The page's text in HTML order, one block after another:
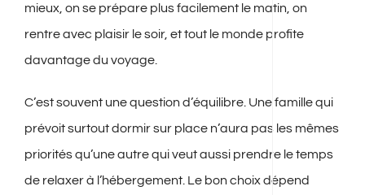
mieux, on se prépare plus facilement le matin, on
rentre avec plaisir le soir, et tout le monde profite
davantage du voyage.
C’est souvent une question d’équilibre. Une famille qui
prévoit surtout dormir sur place n’aura pas les mêmes
priorités qu’une autre qui veut aussi prendre le temps
de relaxer à l’hébergement. Le bon choix dépend